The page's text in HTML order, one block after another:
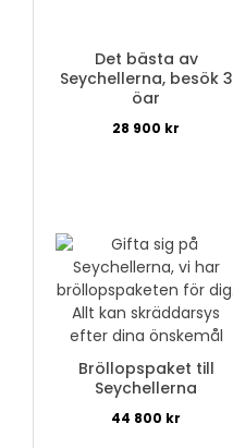
Det bästa av
Seychellerna, besök 3
öar
28 900 kr
Bröllopspaket till
Seychellerna
44 800 kr